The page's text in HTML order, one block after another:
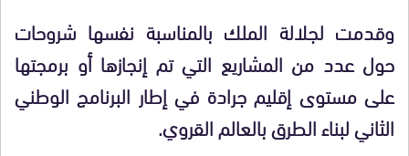
وقدمت لجلالة الملك بالمناسبة نفسها شروحات
حول عدد من المشاريع التي تم إنجازها أو برمجتها
على مستوى إقليم جرادة في إطار البرنامج الوطني
الثاني لبناء الطرق بالعالم القروي.